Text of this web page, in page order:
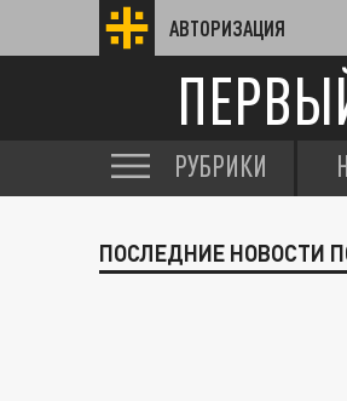
АВТОРИЗАЦИЯ
РУБРИКИ
ПОСЛЕДНИЕ НОВОСТИ